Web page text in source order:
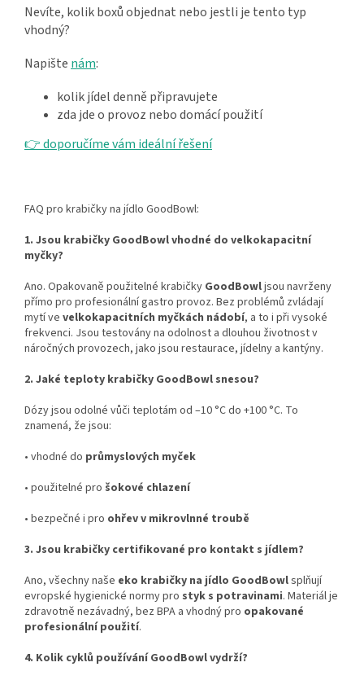
Nevíte, kolik boxů objednat nebo jestli je tento typ
vhodný?
Napište nám:
kolik jídel denně připravujete
zda jde o provoz nebo domácí použití
👉 doporučíme vám ideální řešení
FAQ pro krabičky na jídlo GoodBowl:
1. Jsou krabičky GoodBowl vhodné do velkokapacitní
myčky?
Ano. Opakovaně použitelné krabičky GoodBowljsou navrženy
přímo pro profesionální gastro provoz. Bez problémů zvládají
mytí ve velkokapacitních myčkách nádobí, a to i při vysoké
frekvenci. Jsou testovány na odolnost a dlouhou životnost v
náročných provozech, jako jsou restaurace, jídelny a kantýny.
2. Jaké teploty krabičky GoodBowl snesou?
Dózy jsou odolné vůči teplotám od –10 °C do +100 °C. To
znamená, že jsou:
• vhodné do průmyslových myček
• použitelné pro šokové chlazení
• bezpečné i pro ohřev v mikrovlnné troubě
3. Jsou krabičky certifikované pro kontakt s jídlem?
Ano, všechny naše eko krabičky na jídlo GoodBowlsplňují
evropské hygienické normy pro styk s potravinami. Materiál je
zdravotně nezávadný, bez BPA a vhodný pro opakované
profesionální použití.
4. Kolik cyklů používání GoodBowl vydrží?